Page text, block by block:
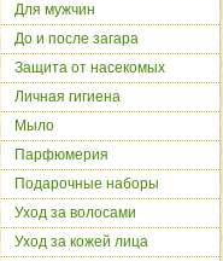
Для мужчин
До и после загара
Защита от насекомых
Личная гигиена
Мыло
Парфюмерия
Подарочные наборы
Уход за волосами
Уход за кожей лица